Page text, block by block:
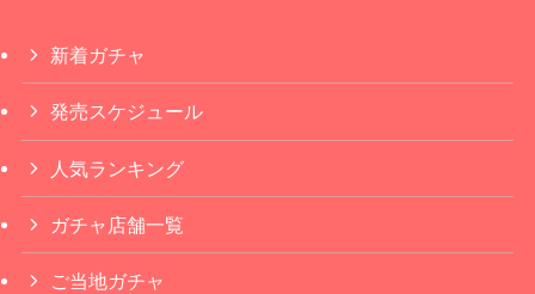
新着ガチャ
発売スケジュール
人気ランキング
ガチャ店舗一覧
ご当地ガチャ